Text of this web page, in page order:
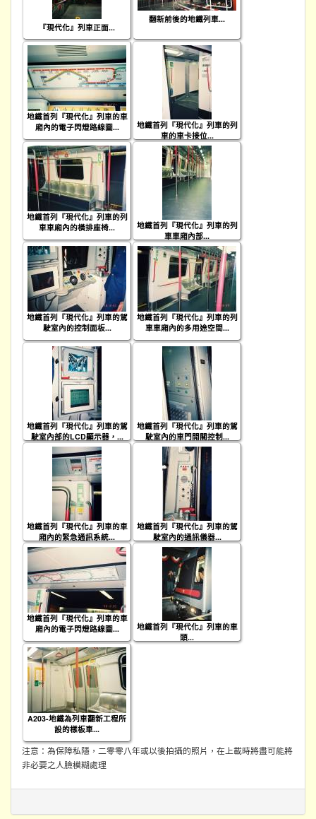
『現代化』列車正面...
翻新前後的地鐵列車...
地鐵首列『現代化』列車的車
廂內的電子閃燈路線圖...
地鐵首列『現代化』列車的列
車的車卡接位...
地鐵首列『現代化』列車的列
車車廂內的橫排座椅...
地鐵首列『現代化』列車的列
車車廂內部...
地鐵首列『現代化』列車的駕
駛室內的控制面板...
地鐵首列『現代化』列車的列
車車廂內的多用途空間...
地鐵首列『現代化』列車的駕
駛室內部的LCD顯示器，...
地鐵首列『現代化』列車的駕
駛室內的車門開關控制...
地鐵首列『現代化』列車的車
廂內的緊急通訊系統...
地鐵首列『現代化』列車的駕
駛室內的通訊儀器...
地鐵首列『現代化』列車的車
廂內的電子閃燈路線圖...
地鐵首列『現代化』列車的車
頭...
A203-地鐵為列車翻新工程所
設的樣板車...
注意：為保障私隱，二零零八年或以後拍攝的照片，在上載時將盡可能將
非必要之人臉模糊處理